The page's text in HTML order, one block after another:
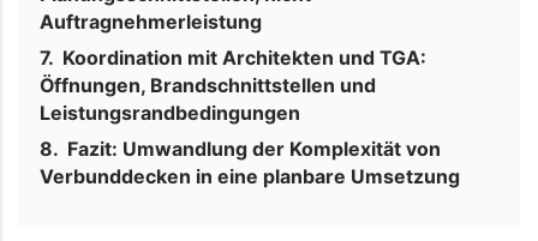
Auftragnehmerleistung
Koordination mit Architekten und TGA:
Öffnungen, Brandschnittstellen und
Leistungsrandbedingungen
Fazit: Umwandlung der Komplexität von
Verbunddecken in eine planbare Umsetzung